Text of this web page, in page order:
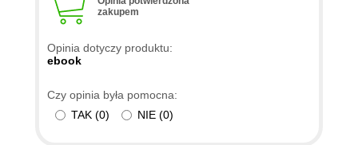
zakupem
Opinia dotyczy produktu:
ebook
Czy opinia była pomocna:
TAK (0) NIE (0)